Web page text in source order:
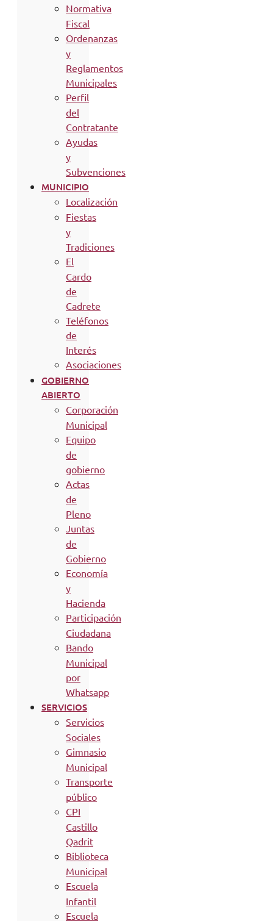
Normativa
Fiscal
Ordenanzas
y
Reglamentos
Municipales
Perfil
del
Contratante
Ayudas
y
Subvenciones
MUNICIPIO
Localización
Fiestas
y
Tradiciones
El
Cardo
de
Cadrete
Teléfonos
de
Interés
Asociaciones
GOBIERNO
ABIERTO
Corporación
Municipal
Equipo
de
gobierno
Actas
de
Pleno
Juntas
de
Gobierno
Economía
y
Hacienda
Participación
Ciudadana
Bando
Municipal
por
Whatsapp
SERVICIOS
Servicios
Sociales
Gimnasio
Municipal
Transporte
público
CPI
Castillo
Qadrit
Biblioteca
Municipal
Escuela
Infantil
Escuela